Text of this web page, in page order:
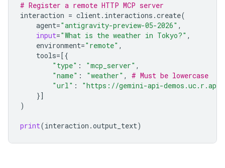
# Register a remote HTTP MCP server
interaction = client. interactions .create(
agent="antigravity-preview-05-2026" ,
input="What is the weather in Tokyo?" ,
environment="remote" ,
tools=[{
"type" : "mcp_server" ,
"name" : "weather" ,
# Must be lowercase
"url" :
"https://gemini-api-
}]
)
print(interaction .output_text)